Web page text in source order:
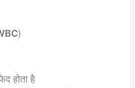
)
होता है